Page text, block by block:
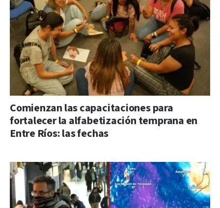
Comienzan las capacitaciones para
fortalecer la alfabetización temprana en
Entre Ríos: las fechas